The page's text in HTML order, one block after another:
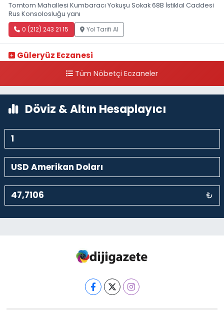
Tomtom Mahallesi Kumbaracı Yokuşu Sokak 68B İstiklal Caddesi
Rus Konsolosluğu yanı
0 (212) 243 21 15 Yol Tarifi Al
Güleryüz Eczanesi
kalaycıbahçe Meydana DoğruTüm Nöbetçi Eczaneler
Döviz & Altın Hesaplayıcı
₺